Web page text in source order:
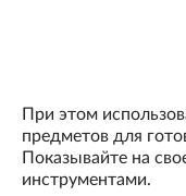
При этом
предметов для
Показывайте на
инструментами.